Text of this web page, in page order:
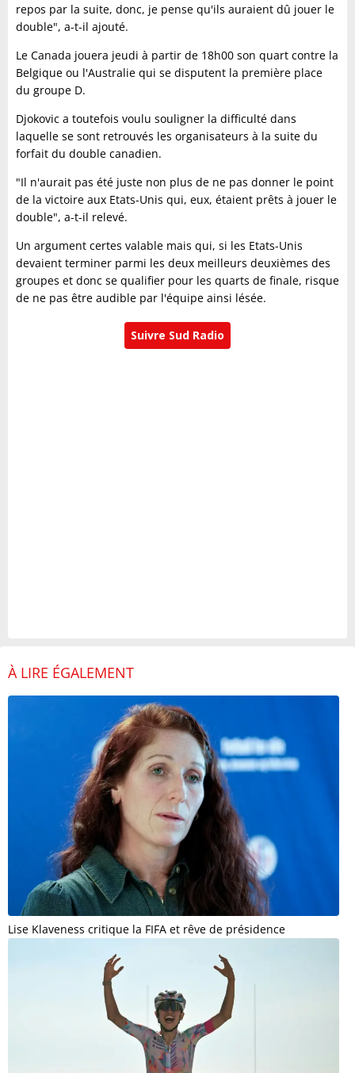
repos par la suite, donc, je pense qu'ils auraient dû jouer le
double", a-t-il ajouté.
Le Canada jouera jeudi à partir de 18h00 son quart contre la
Belgique ou l'Australie qui se disputent la première place
du groupe D.
Djokovic a toutefois voulu souligner la difficulté dans
laquelle se sont retrouvés les organisateurs à la suite du
forfait du double canadien.
"Il n'aurait pas été juste non plus de ne pas donner le point
de la victoire aux Etats-Unis qui, eux, étaient prêts à jouer le
double", a-t-il relevé.
Un argument certes valable mais qui, si les Etats-Unis
devaient terminer parmi les deux meilleurs deuxièmes des
groupes et donc se qualifier pour les quarts de finale, risque
de ne pas être audible par l'équipe ainsi lésée.
Suivre Sud Radio
À LIRE ÉGALEMENT
Lise Klaveness critique la FIFA et rêve de présidence